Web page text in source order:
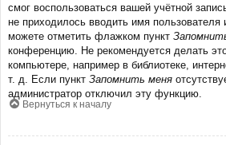
смог воспользоваться вашей учётной
не приходилось вводить имя
можете отметить флажком пункт
конференцию. Не рекомендуется делать
компьютере, например в библиотеке,
т. д. Если пункт Запомнить меня
администратор отключил эту функцию.
Вернуться к началу